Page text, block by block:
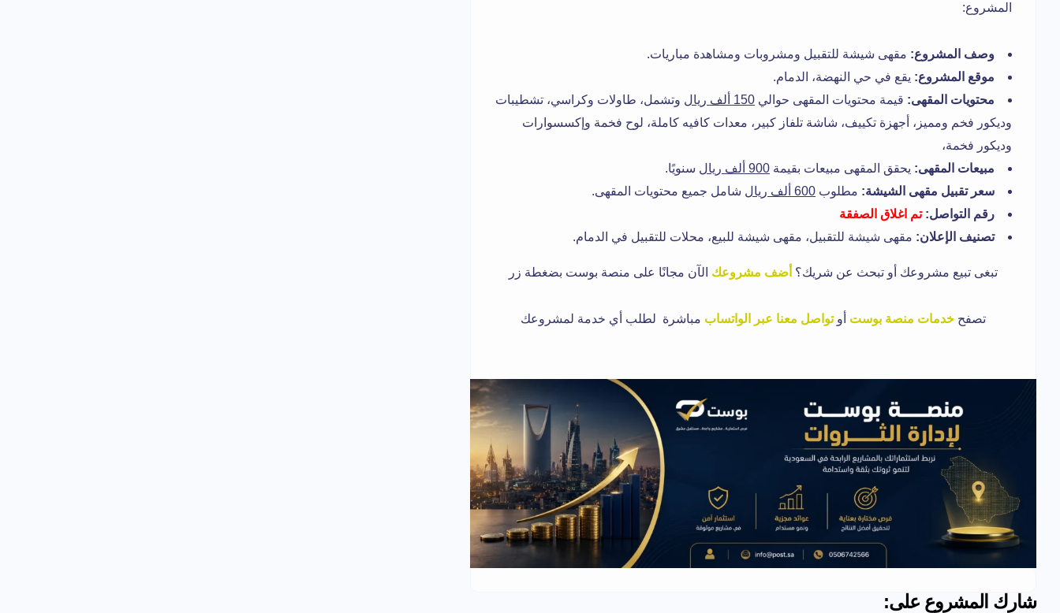
المشروع:
وصف المشروع: مقهى شيشة للتقبيل ومشروبات ومشاهدة مباريات.
موقع المشروع: يقع في حي النهضة، الدمام.
محتويات المقهى: قيمة محتويات المقهى حوالي 150 ألف ريال
وتشمل، طاولات وكراسي، تشطيبات
وديكور فخم ومميز، أجهزة تكييف، شاشة تلفاز كبير، معدات كافيه كاملة، لوح فخمة وإكسسوارات
وديكور فخمة،
مبيعات المقهى: يحقق المقهى مبيعات بقيمة 900 ألف ريال
سنويًا.
سعر تقبيل مقهى الشيشة: مطلوب 600 ألف ريال
شامل جميع محتويات المقهى.
رقم التواصل: تم اغلاق الصفقة
تصنيف الإعلان: مقهى شيشة للتقبيل، مقهى شيشة للبيع، محلات للتقبيل في الدمام.
تبغى تبيع مشروعك أو تبحث عن شريك؟ أضف مشروعك الآن مجانًا على منصة بوست بضغطة زر
تصفحخدمات منصة بوست أو تواصل معنا عبر الواتساب مباشرة لطلب أي خدمة لمشروعك
شارك المشروع على: